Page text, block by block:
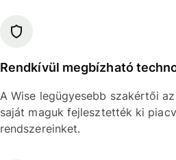
Rendkívül megbízható
A Wise legügyesebb szakértői
saját maguk fejlesztették ki
rendszereinket.